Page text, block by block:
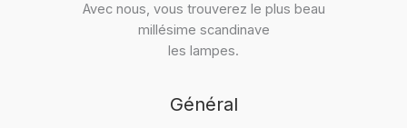
Avec nous, vous trouverez le plus beau
millésime scandinave
les lampes.
Général